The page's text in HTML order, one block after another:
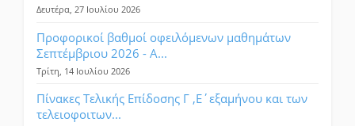
Δευτέρα, 27 Ιουλίου 2026
Προφορικοί βαθμοί οφειλόμενων μαθημάτων
Σεπτέμβριου 2026 - Α...
Τρίτη, 14 Ιουλίου 2026
Πίνακες Τελικής Επίδοσης Γ ,Ε΄εξαμήνου και των
τελειοφοιτων...